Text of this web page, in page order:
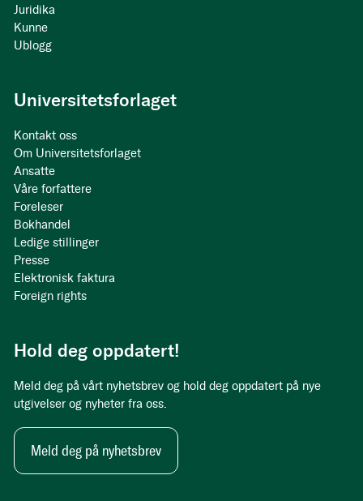
Juridika
Kunne
Ublogg
Universitetsforlaget
Kontakt oss
Om Universitetsforlaget
Ansatte
Våre forfattere
Foreleser
Bokhandel
Ledige stillinger
Presse
Elektronisk faktura
Foreign rights
Hold deg oppdatert!
Meld deg på vårt nyhetsbrev og hold deg oppdatert på nye
utgivelser og nyheter fra oss.
Meld deg på nyhetsbrev